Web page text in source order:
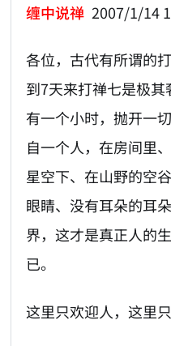
缠中说禅 2007/1/14
各位，古代有所谓的
到7天来打禅七是极其
有一个小时，抛开一
自一个人，在房间里
星空下、在山野的空
眼睛、没有耳朵的耳
界，这才是真正人的
已。
这里只欢迎人，这里